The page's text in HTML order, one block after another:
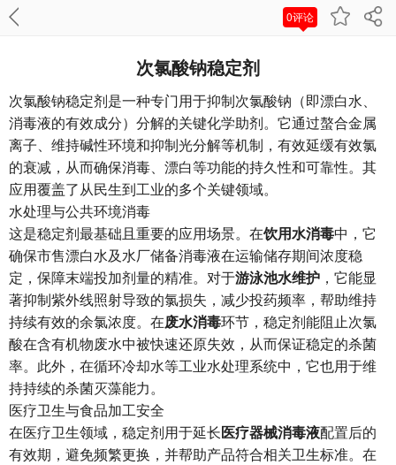
0评论
次氯酸钠稳定剂
次氯酸钠稳定剂是一种专门用于抑制次氯酸钠（即漂白水、
消毒液的有效成分）分解的关键化学助剂。它通过螯合金属
离子、维持碱性环境和抑制光分解等机制，有效延缓有效氯
的衰减，从而确保消毒、漂白等功能的持久性和可靠性。其
应用覆盖了从民生到工业的多个关键领域。
水处理与公共环境消毒
这是稳定剂最基础且重要的应用场景。在饮用水消毒中，它
确保市售漂白水及水厂储备消毒液在运输储存期间浓度稳
定，保障末端投加剂量的精准。对于游泳池水维护 ，它能显
著抑制紫外线照射导致的氯损失，减少投药频率，帮助维持
持续有效的余氯浓度。在废水消毒环节，稳定剂能阻止次氯
酸在含有机物废水中被快速还原失效，从而保证稳定的杀菌
率。此外，在循环冷却水等工业水处理系统中，它也用于维
持持续的杀菌灭藻能力。
医疗卫生与食品加工安全
在医疗卫生领域，稳定剂用于延长医疗器械消毒液配置后的
有效期，避免频繁更换，并帮助产品符合相关卫生标准。在